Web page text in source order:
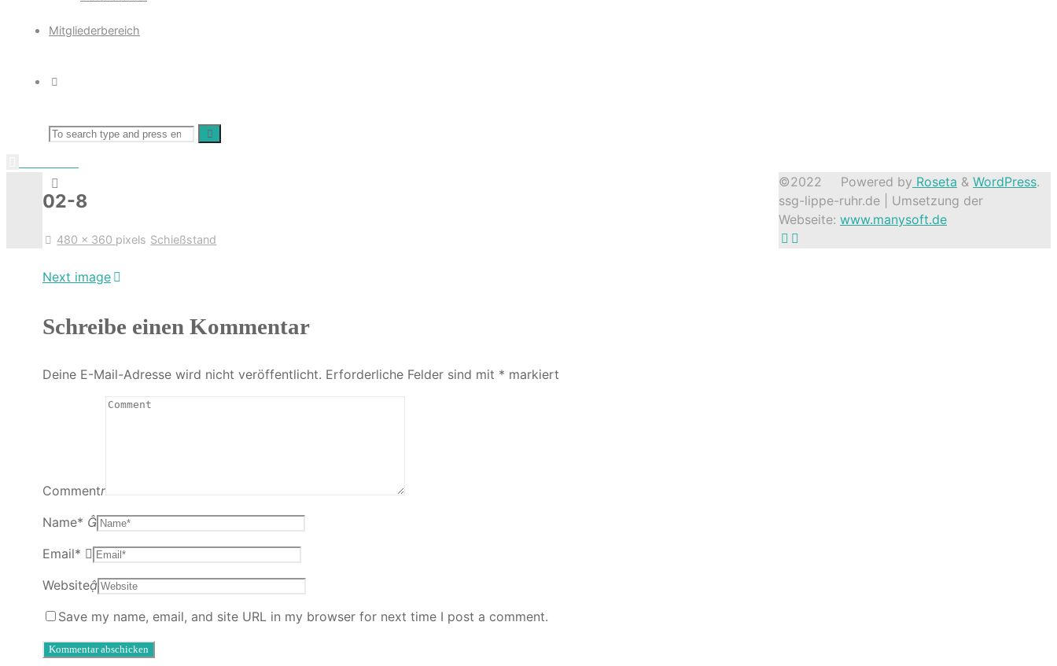
Mitgliederbereich
Search
for:
Search
02-8
Full480 × 360 pixels Schießstand
Next image
Schreibe einen Kommentar
Deine E-Mail-Adresse wird nicht veröffentlicht. Erforderliche Felder sind mit * markiert
Comment
Name*
Email*
Website
Save my name, email, and site URL in my browser for next time I post a comment.
Powered by Roseta & WordPress.
©2022
ssg-lippe-ruhr.de | Umsetzung der
Webseite: www.manysoft.de
Back